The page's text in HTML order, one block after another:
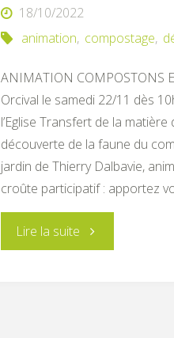
18/10/2022
animation, compostage,
ANIMATION COMPOSTONS
Orcival le samedi 22/11 dès
l’Eglise Transfert de la
découverte de la faune du
jardin de Thierry Dalbavie,
croûte participatif : apportez
Lire la suite"Compostons